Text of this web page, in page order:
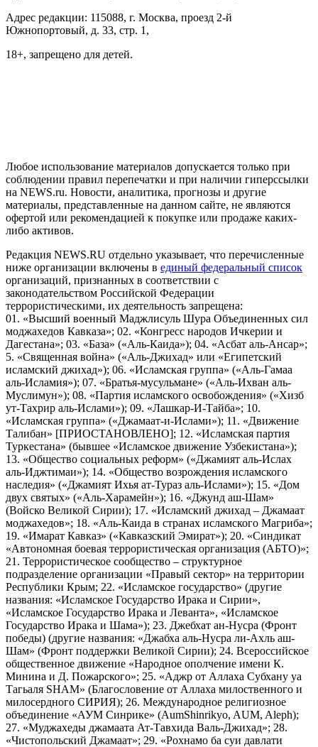
Адрес редакции: 115088, г. Москва, проезд 2-й
Южнопортовый, д. 33, стр. 1,
18+, запрещено для детей.
Любое использование материалов допускается только при
соблюдении правил перепечатки и при наличии гиперссылки
на NEWS.ru. Новости, аналитика, прогнозы и другие
материалы, представленные на данном сайте, не являются
офертой или рекомендацией к покупке или продаже каких-
либо активов.
Редакция NEWS.RU отдельно указывает, что перечисленные
ниже организации включены в единый федеральный список
организаций, признанных в соответствии с
законодательством Российской Федерации
террористическими, их деятельность запрещена:
01. «Высший военный Маджлисуль Шура Объединенных сил
моджахедов Кавказа»; 02. «Конгресс народов Ичкерии и
Дагестана»; 03. «База» («Аль-Каида»); 04. «Асбат аль-Ансар»;
5. «Священная война» («Аль-Джихад» или «Египетский
исламский джихад»); 06. «Исламская группа» («Аль-Гамаа
аль-Исламия»); 07. «Братья-мусульмане» («Аль-Ихван аль-
Муслимун»); 08. «Партия исламского освобождения» («Хизб
ут-Тахрир аль-Ислами»); 09. «Лашкар-И-Тайба»; 10.
«Исламская группа» («Джамаат-и-Ислами»); 11. «Движение
Талибан» [ПРИОСТАНОВЛЕНО]; 12. «Исламская партия
Туркестана» (бывшее «Исламское движение Узбекистана»);
13. «Общество социальных реформ» («Джамият аль-Ислах
аль-Иджтимаи»); 14. «Общество возрождения исламского
наследия» («Джамият Ихья ат-Тураз аль-Ислами»); 15. «Дом
двух святых» («Аль-Харамейн»); 16. «Джунд аш-Шам»
(Войско Великой Сирии); 17. «Исламский джихад – Джамаат
моджахедов»; 18. «Аль-Каида в странах исламского Магриба»;
19. «Имарат Кавказ» («Кавказский Эмират»); 20. «Синдикат
«Автономная боевая террористическая организация (АБТО)»;
21. Террористическое сообщество – структурное
подразделение организации «Правый сектор» на территории
Республики Крым; 22. «Исламское государство» (другие
названия: «Исламское Государство Ирака и Сирии»,
«Исламское Государство Ирака и Леванта», «Исламское
Государство Ирака и Шама»); 23. Джебхат ан-Нусра (Фронт
победы) (другие названия: «Джабха аль-Нусра ли-Ахль аш-
Шам» (Фронт поддержки Великой Сирии); 24. Всероссийское
общественное движение «Народное ополчение имени К.
Минина и Д. Пожарского»; 25. «Аджр от Аллаха Субхану уа
Тагьаля SHAM» (Благословение от Аллаха милоственного и
милосердного СИРИЯ); 26. Международное религиозное
объединение «АУМ Синрике» (AumShinrikyo, AUM, Aleph);
27. «Муджахеды джамаата Ат-Тавхида Валь-Джихад»; 28.
«Чистопольский Джамаат»; 29. «Рохнамо ба суи давлати